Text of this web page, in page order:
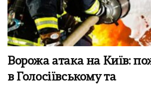
Ворожа атака на Київ:
в Голосіївському та